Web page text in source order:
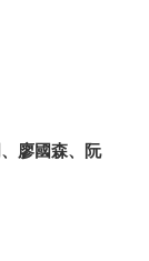
廖國森、阮